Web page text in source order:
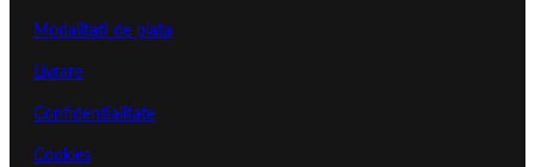
Modalitati de plata
Livrare
Confidentialitate
Cookies